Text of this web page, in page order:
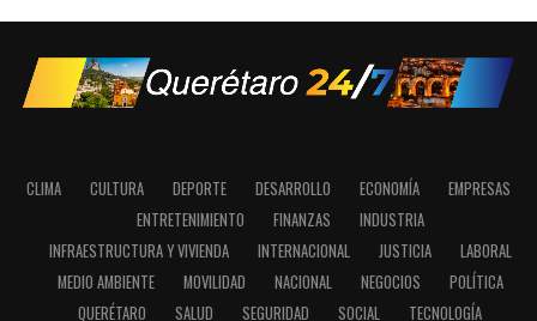
CLIMA CULTURA DEPORTE DESARROLLO ECONOMÍA
EMPRESAS
ENTRETENIMIENTO
FINANZAS
INDUSTRIA
INFRAESTRUCTURA Y VIVIENDA
INTERNACIONAL JUSTICIA
LABORAL
MEDIO AMBIENTE
MOVILIDAD NACIONAL NEGOCIOS
POLÍTICA
QUERÉTARO
SALUD SEGURIDAD SOCIAL TECNOLOGÍA